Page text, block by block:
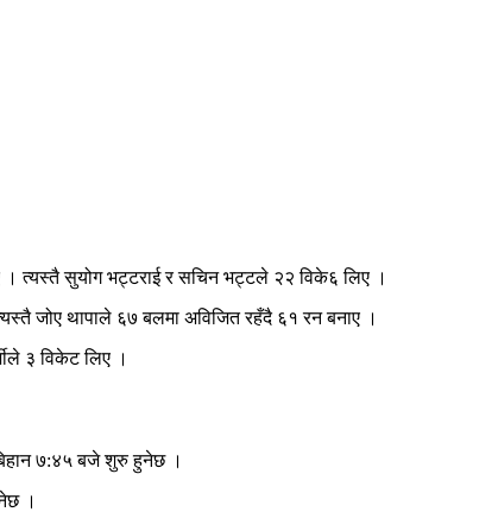
। त्यस्तै सुयोग भट्टराई र सचिन भट्टले २२ विके६ लिए ।
जोए थापाले ६७ बलमा अविजित रहँदै ६१ रन बनाए ।
३ विकेट लिए ।
७:४५ बजे शुरु हुनेछ ।
।